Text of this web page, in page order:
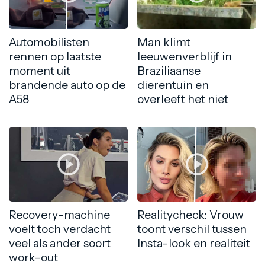
Automobilisten
rennen op laatste
moment uit
brandende auto op de
A58
Man klimt
leeuwenverblijf in
Braziliaanse
dierentuin en
overleeft het niet
Recovery-machine
voelt toch verdacht
veel als ander soort
work-out
Realitycheck: Vrouw
toont verschil tussen
Insta-look en realiteit